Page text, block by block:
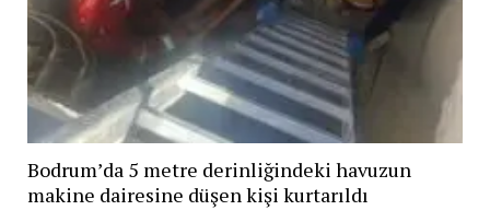
Bodrum’da 5 metre derinliğindeki havuzun
makine dairesine düşen kişi kurtarıldı